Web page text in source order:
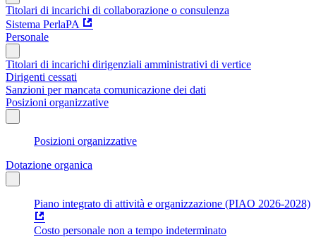
Titolari di incarichi di collaborazione o consulenza
Sistema PerlaPA
Personale
Titolari di incarichi dirigenziali amministrativi di vertice
Dirigenti cessati
Sanzioni per mancata comunicazione dei dati
Posizioni organizzative
Posizioni organizzative
Dotazione organica
Piano integrato di attività e organizzazione (PIAO 2026-2028)
Costo personale non a tempo indeterminato